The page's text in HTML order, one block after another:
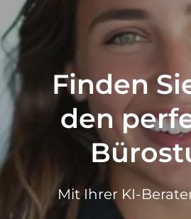
Finden
den
Mit Ihrer KI-